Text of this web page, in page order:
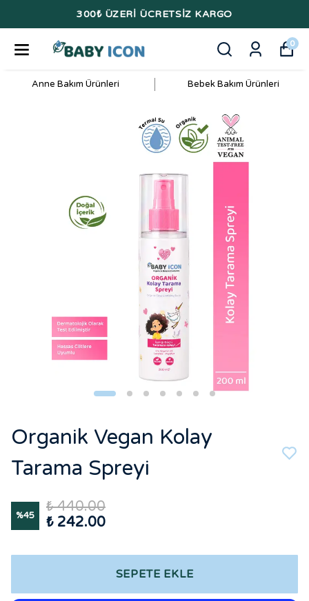
300₺ ÜZERİ ÜCRETSİZ KARGO
0
Anne Bakım Ürünleri Bebek Bakım Ürünleri
Organik Vegan Kolay
Tarama Spreyi
%45
₺ 440.00
₺ 242.00
SEPETE EKLE